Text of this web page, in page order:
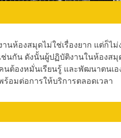
านห้องสมุดไม่ใช่เรื่องยาก แต่ก็ไม่
ช่นกัน ดังนั้นผู้ปฏิบัติงานในห้องสมุ
นต้องหมั่นเรียนรู้ และพัฒนาตนเอ
ร้อมต่อการให้บริการตลอดเวลา